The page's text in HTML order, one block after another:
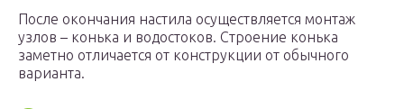
После окончания настила осуществляется монтаж
узлов – конька и водостоков. Строение конька
заметно отличается от конструкции от обычного
варианта.